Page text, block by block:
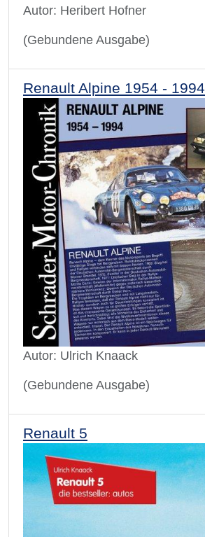
Autor: Heribert Hofner
(Gebundene Ausgabe)
Renault Alpine 1954 - 1994
Autor: Ulrich Knaack
(Gebundene Ausgabe)
Renault 5